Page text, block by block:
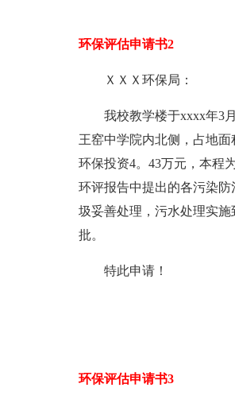
环保评估申请书2
ＸＸＸ环保局：
我校教学楼于xxxx年3
王窑中学院内北侧，占地面
环保投资4。43万元，本程
环评报告中提出的各污染
圾妥善处理，污水处理实
批。
特此申请！
环保评估申请书3